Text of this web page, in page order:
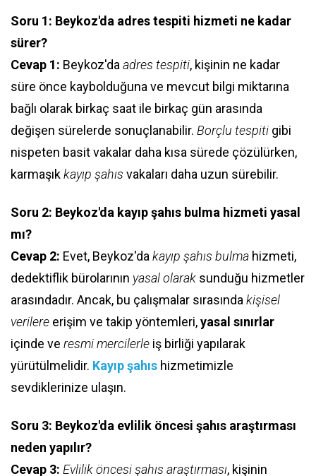
Soru 1: Beykoz'da adres tespiti hizmeti ne kadar
sürer?
Cevap 1: Beykoz'daadres tespiti, kişinin ne kadar
süre önce kaybolduğuna ve mevcut bilgi miktarına
bağlı olarak birkaç saat ile birkaç gün arasında
değişen sürelerde sonuçlanabilir. Borçlu tespiti gibi
nispeten basit vakalar daha kısa sürede çözülürken,
karmaşıkkayıp şahıs vakaları daha uzun sürebilir.
Soru 2: Beykoz'da kayıp şahıs bulma hizmeti yasal
mı?
Cevap 2: Evet, Beykoz'dakayıp şahıs bulma hizmeti,
dedektiflik bürolarının yasal olarak sunduğu hizmetler
arasındadır. Ancak, bu çalışmalar sırasındakişisel
verilere erişim ve takip yöntemleri,yasal sınırlar
içinde ve resmi mercilerle iş birliği yapılarak
yürütülmelidir. Kayıp şahıs hizmetimizle
sevdiklerinize ulaşın.
Soru 3: Beykoz'da evlilik öncesi şahıs araştırması
neden yapılır?
Cevap 3: Evlilik öncesi şahıs araştırması, kişinin